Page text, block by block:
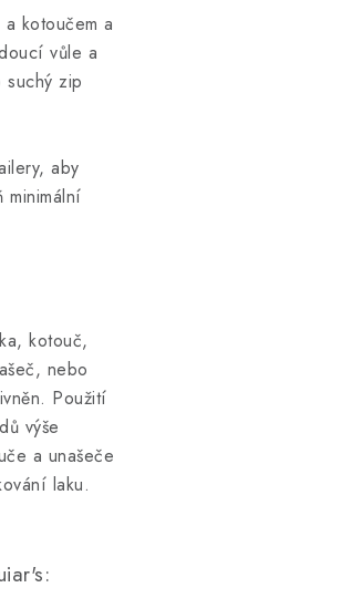
kotoučem a
vůle a
zip
aby
kotouč,
nebo
Použití
výše
a unašeče
laku.